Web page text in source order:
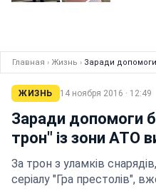
Главная › Жизнь › Заради допомоги
ЖИЗНЬ 14 ноября 2016 · 12:49
Заради допомоги
трон" із зони АТО
За трон з уламків
серіалу "Гра престолів",